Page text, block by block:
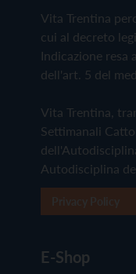
Vita Trentina
cui al decreto
Indicazione resa
dell'art. 5 del
Vita Trentina,
Settimanali
Autodisciplina
E-Shop